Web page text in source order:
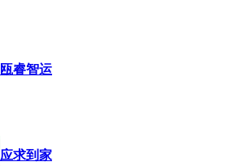
瓯睿智运
应求到家